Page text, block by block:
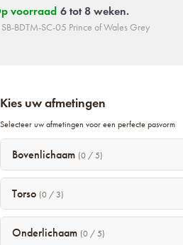
voorraad 6 tot 8 weken.
BDTM-SC-05 Prince of Wales Grey
Kies uw afmetingen
Selecteer uw afmetingen voor een perfecte pasvorm
Bovenlichaam (0 / 5)
Torso (0 / 3)
Onderlichaam (0 / 5)